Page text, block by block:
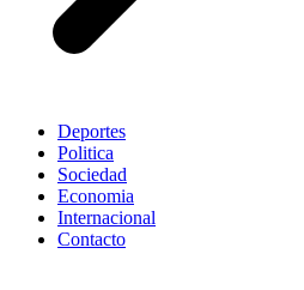
Deportes
Politica
Sociedad
Economia
Internacional
Contacto